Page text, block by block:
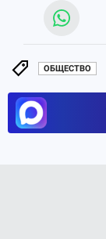
ОБЩЕСТВО